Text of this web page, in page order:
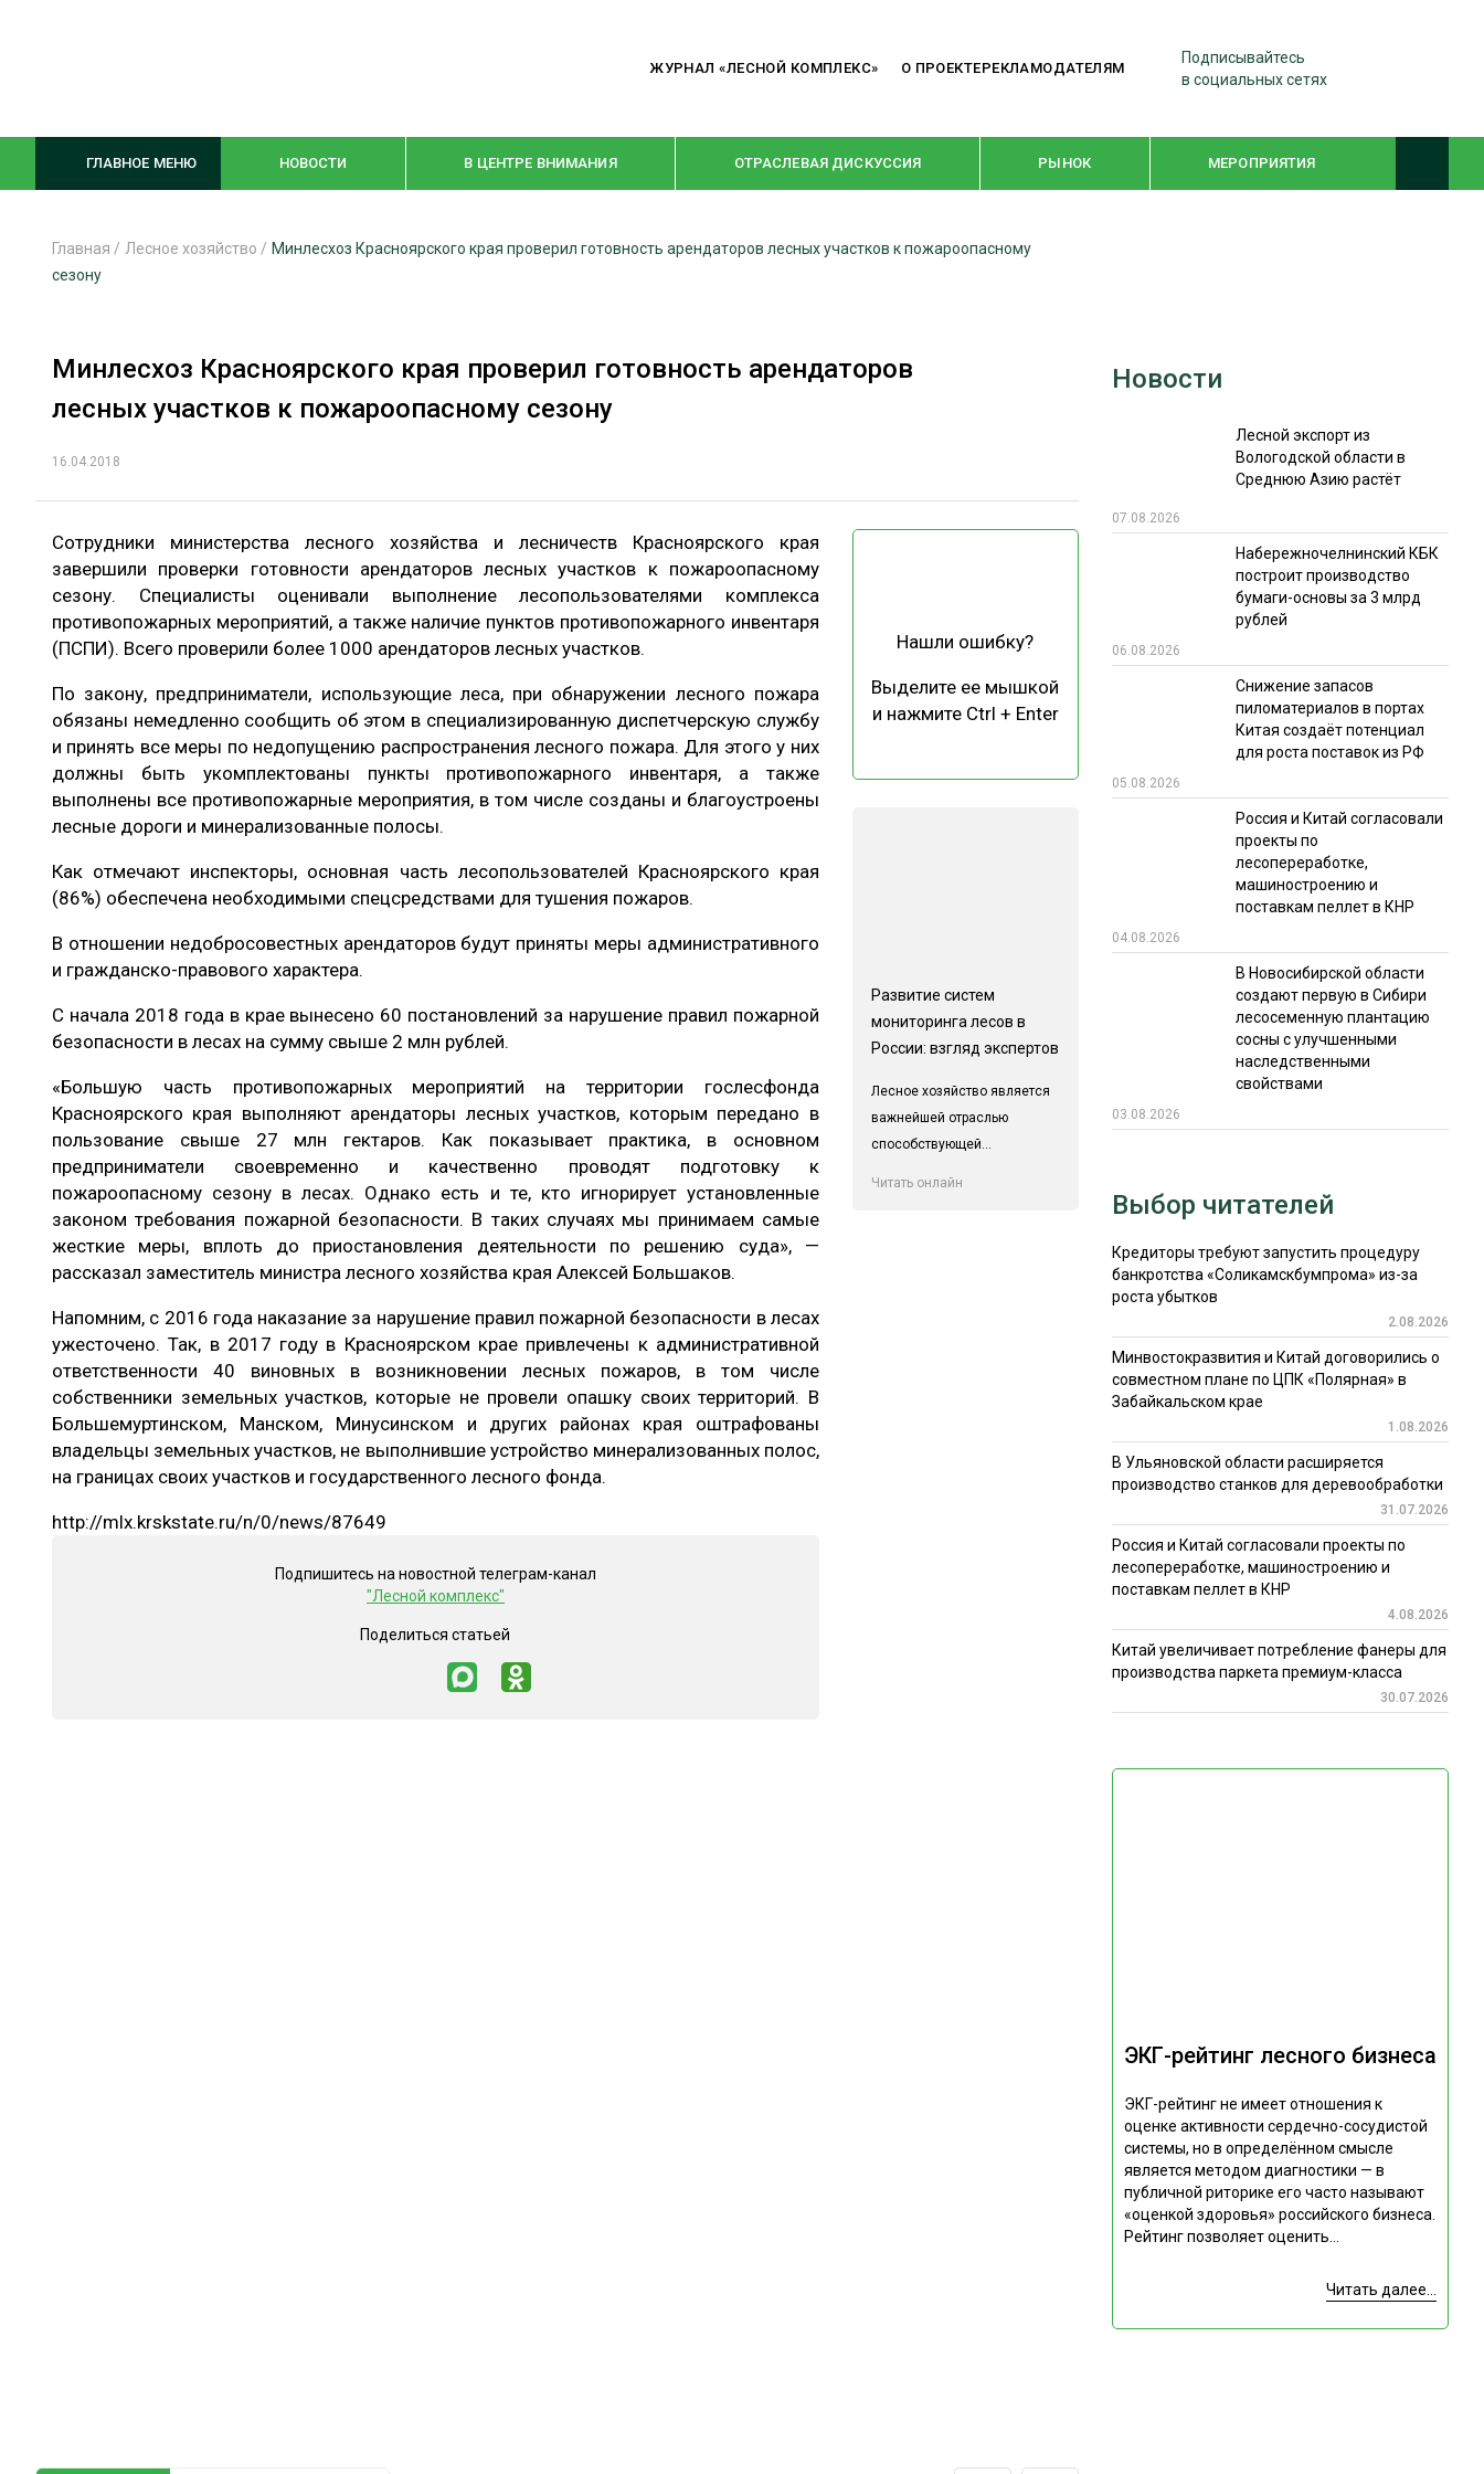
ЖУРНАЛ «ЛЕСНОЙ КОМПЛЕКС» О ПРОЕКТЕРЕКЛАМОДАТЕЛЯМ
Подписывайтесь
в социальных сетях
ГЛАВНОЕ МЕНЮ НОВОСТИ В ЦЕНТРЕ ВНИМАНИЯ ОТРАСЛЕВАЯ ДИСКУССИЯ РЫНОК МЕРОПРИЯТИЯ
ОБРАБОТКА ДРЕВЕСИНЫ
ЦИФРОВАЯ СРЕДА
БИОЭНЕРГЕТИКА
ЛОГИСТИКА
ПРОИЗВОДСТВО ДРЕВЕСНЫХ ПЛИТ
ЦБП
ДЕРЕВЯННОЕ ДОМОСТРОЕНИЕ
БЕЗОПАСНОЕ ПРОИЗВОДСТВО
МЕБЕЛЬНОЕ ПРОИЗВОДСТВО
РУБРИКИ
ВЗГЛЯД ИЗНУТРИ
ТЕХНОЛОГИИ
РЫНКИ СБЫТА
ЭКСПЕРТНОЕ МНЕНИЕ
КАЛЕНДАРЬ ВЫСТАВОК ИТОГИ МЕРОПРИЯТИЙ
Главная / Лесное хозяйство / Минлесхоз Красноярского края проверил готовность арендаторов лесных участков к пожароопасному
сезону
Минлесхоз Красноярского края проверил готовность арендаторов
лесных участков к пожароопасному сезону
16.04.2018
Сотрудники министерства лесного хозяйства и лесничеств Красноярского края
завершили проверки готовности арендаторов лесных участков к пожароопасному
сезону. Специалисты оценивали выполнение лесопользователями комплекса
противопожарных мероприятий, а также наличие пунктов противопожарного инвентаря
(ПСПИ). Всего проверили более 1000 арендаторов лесных участков.
По закону, предприниматели, использующие леса, при обнаружении лесного пожара
обязаны немедленно сообщить об этом в специализированную диспетчерскую службу
и принять все меры по недопущению распространения лесного пожара. Для этого у них
должны быть укомплектованы пункты противопожарного инвентаря, а также
выполнены все противопожарные мероприятия, в том числе созданы и благоустроены
лесные дороги и минерализованные полосы.
Как отмечают инспекторы, основная часть лесопользователей Красноярского края
(86%) обеспечена необходимыми спецсредствами для тушения пожаров.
В отношении недобросовестных арендаторов будут приняты меры административного
и гражданско-правового характера.
С начала 2018 года в крае вынесено 60 постановлений за нарушение правил пожарной
безопасности в лесах на сумму свыше 2 млн рублей.
«Большую часть противопожарных мероприятий на территории гослесфонда
Красноярского края выполняют арендаторы лесных участков, которым передано в
пользование свыше 27 млн гектаров. Как показывает практика, в основном
предприниматели своевременно и качественно проводят подготовку к
пожароопасному сезону в лесах. Однако есть и те, кто игнорирует установленные
законом требования пожарной безопасности. В таких случаях мы принимаем самые
жесткие меры, вплоть до приостановления деятельности по решению суда», —
рассказал заместитель министра лесного хозяйства края Алексей Большаков.
Напомним, с 2016 года наказание за нарушение правил пожарной безопасности в лесах
ужесточено. Так, в 2017 году в Красноярском крае привлечены к административной
ответственности 40 виновных в возникновении лесных пожаров, в том числе
собственники земельных участков, которые не провели опашку своих территорий. В
Большемуртинском, Манском, Минусинском и других районах края оштрафованы
владельцы земельных участков, не выполнившие устройство минерализованных полос,
на границах своих участков и государственного лесного фонда.
http://mlx.krskstate.ru/n/0/news/87649
Подпишитесь на новостной телеграм-канал
"Лесной комплекс"
Поделиться статьей
Нашли ошибку?
Выделите ее мышкой
и нажмите Ctrl + Enter
Развитие систем
мониторинга лесов в
России: взгляд экспертов
Лесное хозяйство является
важнейшей отраслью
способствующей...
Читать онлайн
Новости
Лесной экспорт из
Вологодской области в
Среднюю Азию растёт
07.08.2026
Набережночелнинский КБК
построит производство
бумаги-основы за 3 млрд
рублей
06.08.2026
Снижение запасов
пиломатериалов в портах
Китая создаёт потенциал
для роста поставок из РФ
05.08.2026
Россия и Китай согласовали
проекты по
лесопереработке,
машиностроению и
поставкам пеллет в КНР
04.08.2026
В Новосибирской области
создают первую в Сибири
лесосеменную плантацию
сосны с улучшенными
наследственными
свойствами
03.08.2026
ЭКГ-рейтинг лесного бизнеса
ЭКГ-рейтинг не имеет отношения к
оценке активности сердечно-сосудистой
системы, но в определённом смысле
является методом диагностики — в
публичной риторике его часто называют
«оценкой здоровья» российского бизнеса.
Рейтинг позволяет оценить...
Читать далее...
Выбор читателей
Кредиторы требуют запустить процедуру
банкротства «Соликамскбумпрома» из-за
роста убытков
2.08.2026
Минвостокразвития и Китай договорились о
совместном плане по ЦПК «Полярная» в
Забайкальском крае
1.08.2026
В Ульяновской области расширяется
производство станков для деревообработки
31.07.2026
Россия и Китай согласовали проекты по
лесопереработке, машиностроению и
поставкам пеллет в КНР
4.08.2026
Китай увеличивает потребление фанеры для
производства паркета премиум-класса
30.07.2026